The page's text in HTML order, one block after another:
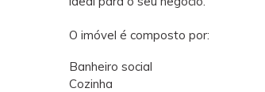
O imóvel é composto por:
Banheiro social
Cozinha